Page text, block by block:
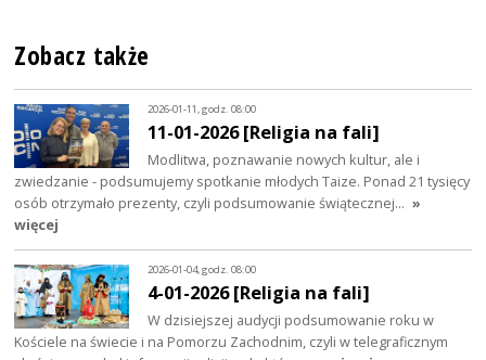
Zobacz także
2026-01-11, godz. 08:00
11-01-2026 [Religia na fali]
Modlitwa, poznawanie nowych kultur, ale i
zwiedzanie - podsumujemy spotkanie młodych Taize. Ponad 21 tysięcy
osób otrzymało prezenty, czyli podsumowanie świątecznej… »
więcej
2026-01-04, godz. 08:00
4-01-2026 [Religia na fali]
W dzisiejszej audycji podsumowanie roku w
Kościele na świecie i na Pomorzu Zachodnim, czyli w telegraficznym